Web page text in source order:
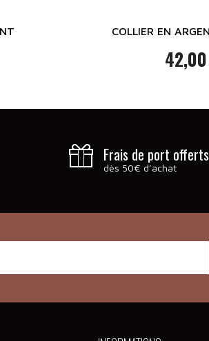
COLLIER EN
Frais de port offerts
dès 50€ d’achat